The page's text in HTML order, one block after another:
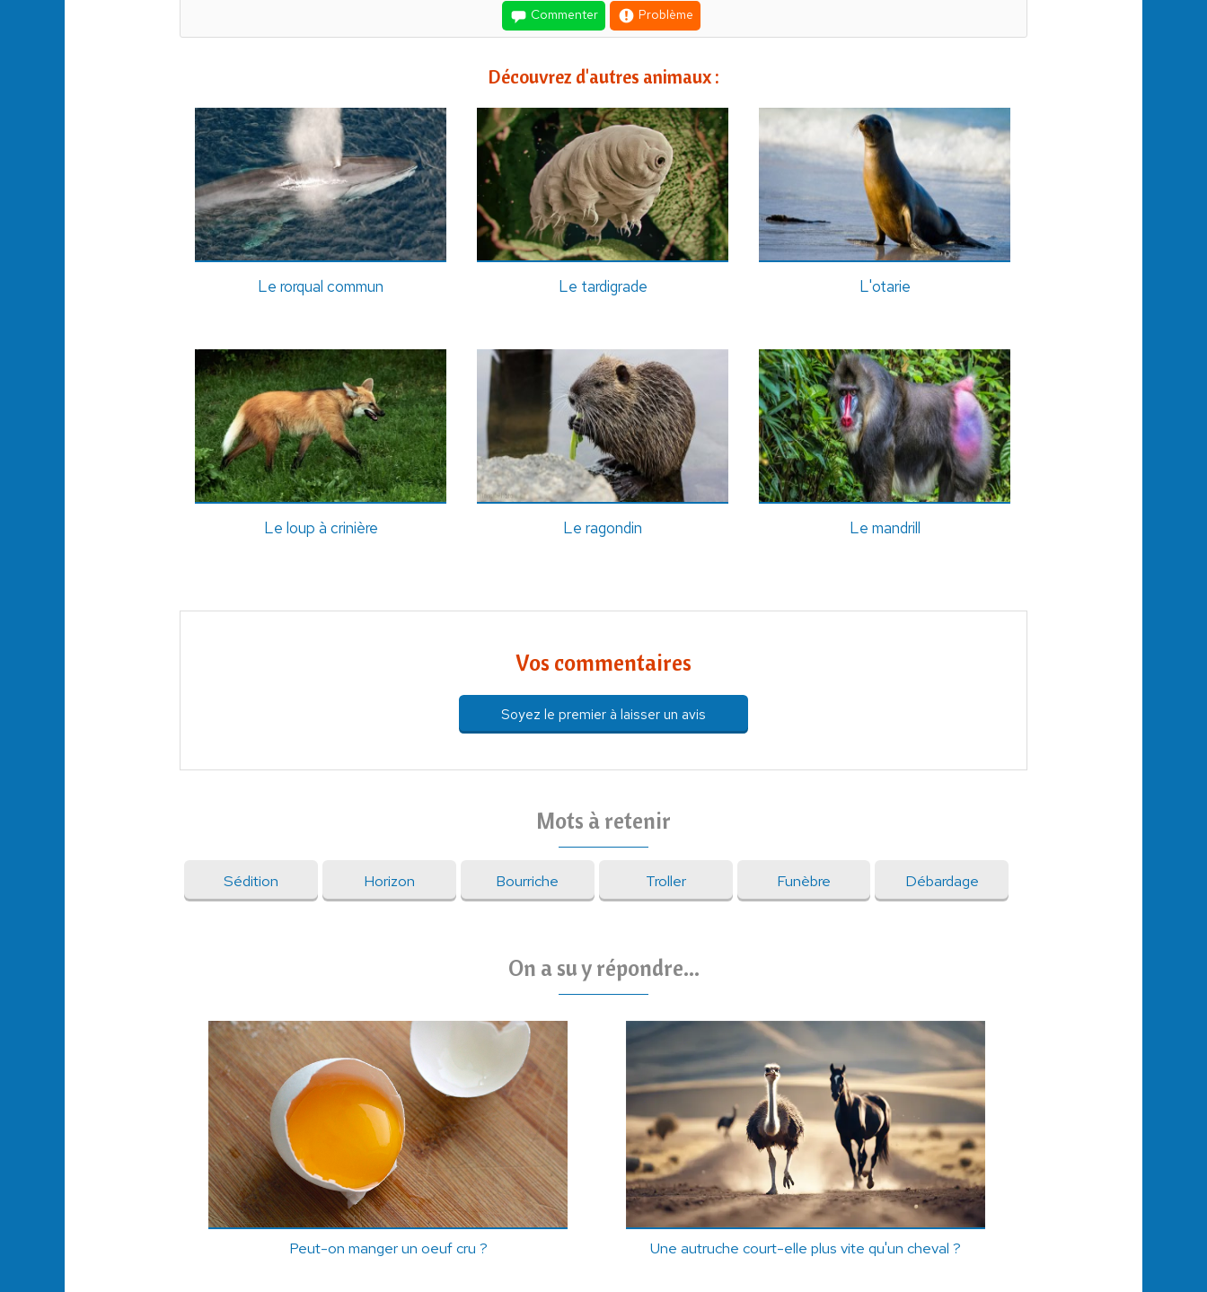
Commenter Problème
Découvrez d'autres animaux :
Le rorqual commun Le tardigrade L'otarie
Le loup à crinière Le ragondin Le mandrill
Vos commentaires
Soyez le premier à laisser un avis
Mots à retenir
Sédition Horizon Bourriche Troller Funèbre Débardage
On a su y répondre...
Peut-on manger un oeuf cru ? Une autruche court-elle plus vite qu'un cheval ?